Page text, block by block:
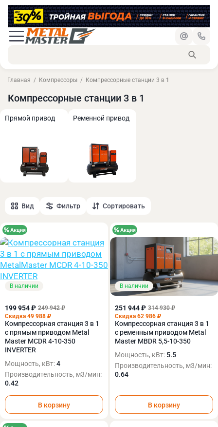
Главная Компрессоры Компрессорные станции 3 в 1
Компрессорные станции 3 в 1
Прямой привод Ременной привод
Вид Фильтр Сортировать
В наличии
199 954 ₽ 249 942 ₽
Скидка 49 988 ₽
Компрессорная станция 3 в 1
с прямым приводом Metal
Master MCDR 4-10-350
INVERTER
Мощность, кВт:4
Производительность, м3/мин:
0.42
В корзину
В наличии
251 944 ₽ 314 930 ₽
Скидка 62 986 ₽
Компрессорная станция 3 в 1
с ременным приводом Metal
Master MBDR 5,5-10-350
Мощность, кВт: 5.5
Производительность, м3/мин:
0.64
В корзину